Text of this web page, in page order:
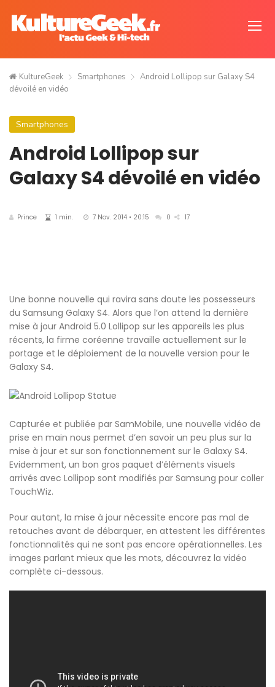
KultureGeek Smartphones
Android Lollipop sur Galaxy S4
dévoilé en vidéo
Smartphones
Android Lollipop sur
Galaxy S4 dévoilé en vidéo
Prince 1 min. 7 Nov. 2014 • 20:15 0 17
Une bonne nouvelle qui ravira sans doute les possesseurs
du Samsung Galaxy S4. Alors que l’on attend la dernière
mise à jour Android 5.0 Lollipop sur les appareils les plus
récents, la firme coréenne travaille actuellement sur le
portage et le déploiement de la nouvelle version pour le
Galaxy S4.
Capturée et publiée par SamMobile, une nouvelle vidéo de
prise en main nous permet d’en savoir un peu plus sur la
mise à jour et sur son fonctionnement sur le Galaxy S4.
Evidemment, un bon gros paquet d’éléments visuels
arrivés avec Lollipop sont modifiés par Samsung pour coller
TouchWiz.
Pour autant, la mise à jour nécessite encore pas mal de
retouches avant de débarquer, en attestent les différentes
fonctionnalités qui ne sont pas encore opérationnelles. Les
images parlant mieux que les mots, découvrez la vidéo
complète ci-dessous.